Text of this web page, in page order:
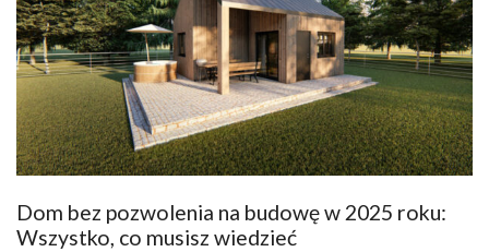
Dom bez pozwolenia na budowę w 2025 roku:
Wszystko, co musisz wiedzieć